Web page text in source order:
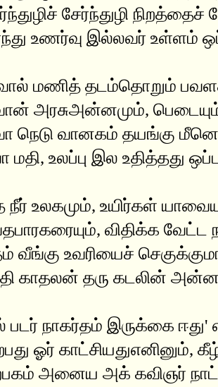
சேர்ந்துழி நிறத்தைச்
உணர்வு இல்லவர் உள்ளம்
மணித் தடம்தொறும்
அரசுஅன்னமும்,
நெடு வானகம் தயங்கு
மதி, உலப்பு இல உதித்தது
நீர் உலகமும், உயிர்கள்
விதிக்க வேட்ட
வீங்கு உவரியைச்
காதலன் தரு கடலின்
படர் நாகர்தம் இருக்கை
ஓர் காட்சியதுஎனினும்,
அனைய அக் கவிஞர்